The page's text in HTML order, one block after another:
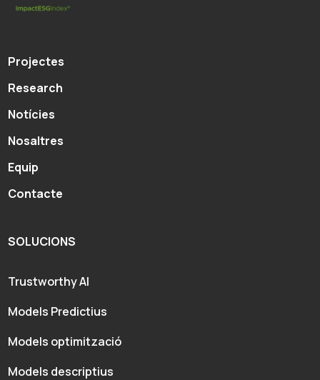
Projectes
Research
Notícies
Nosaltres
Equip
Contacte
SOLUCIONS
Trustworthy AI
Models Predictius
Models optimització
Models descriptius